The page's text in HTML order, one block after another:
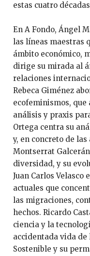
estas cuatro
En A Fondo, Ángel
las líneas maestras
ámbito económico,
dirige su mirada al
relaciones
Rebeca Giménez
ecofeminismos,
análisis y praxis
Ortega centra su
y, en concreto de
Montserrat
diversidad, y su
Juan Carlos Velasco
actuales que
las migraciones,
hechos. Ricardo
ciencia y la
accidentada vida
Sostenible y su